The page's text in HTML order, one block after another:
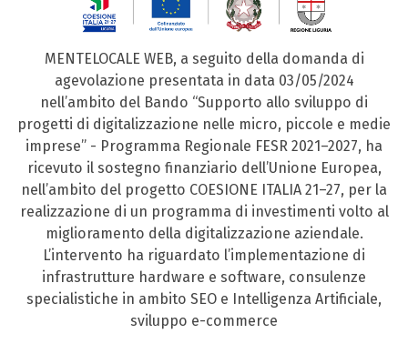
MENTELOCALE WEB, a seguito della domanda di
agevolazione presentata in data 03/05/2024
nell’ambito del Bando “Supporto allo sviluppo di
progetti di digitalizzazione nelle micro, piccole e medie
imprese” - Programma Regionale FESR 2021–2027, ha
ricevuto il sostegno finanziario dell’Unione Europea,
nell’ambito del progetto COESIONE ITALIA 21–27, per la
realizzazione di un programma di investimenti volto al
miglioramento della digitalizzazione aziendale.
L’intervento ha riguardato l’implementazione di
infrastrutture hardware e software, consulenze
specialistiche in ambito SEO e Intelligenza Artificiale,
sviluppo e-commerce